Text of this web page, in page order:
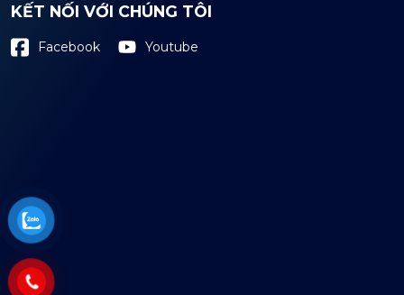
KẾT NỐI VỚI CHÚNG TÔI
Facebook Youtube